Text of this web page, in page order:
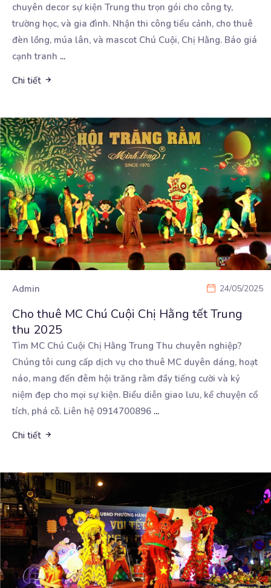
chuyên decor sự kiện Trung thu trọn gói cho công ty,
trường học, và gia đình. Nhận thi công tiểu cảnh, cho thuê
đèn lồng, múa lân, và mascot Chú Cuội, Chị Hằng. Báo giá
cạnh tranh ...
Chi tiết
Admin 24/05/2025
Cho thuê MC Chú Cuội Chị Hằng tết Trung
thu 2025
Tìm MC Chú Cuội Chị Hằng Trung Thu chuyên nghiệp?
Chúng tôi cung cấp dịch vụ cho thuê MC duyên dáng, hoạt
náo, mang đến đêm hội trăng rằm đầy tiếng cười và kỷ
niệm đẹp cho mọi sự kiện. Biểu diễn giao lưu, kể chuyện cổ
tích, phá cỗ. Liên hệ 0914700896 ...
Chi tiết